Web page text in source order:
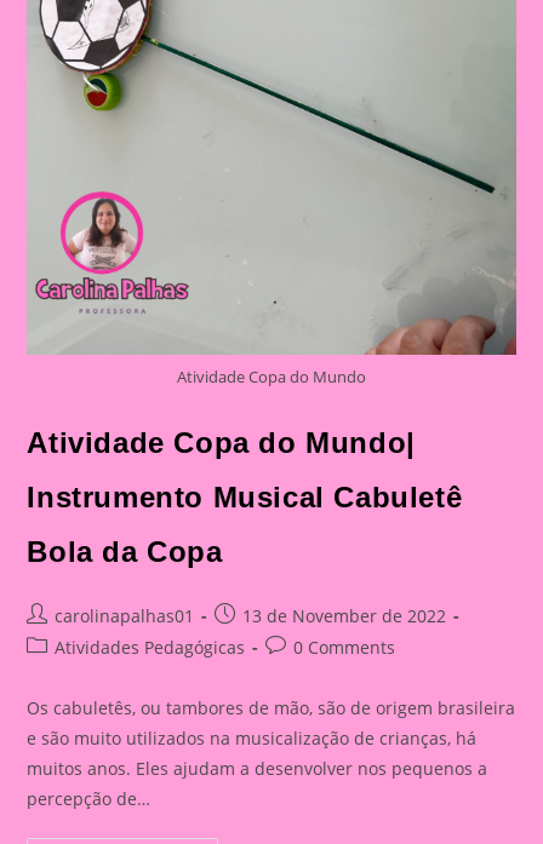
Atividade Copa do Mundo
Atividade Copa do Mundo|
Instrumento Musical Cabuletê
Bola da Copa
Post
author:
carolinapalhas01
Post
published:
13 de November de 2022
PostAtividades Pedagógicas
Post0 Comments
Os cabuletês, ou tambores de mão, são de origem brasileira
e são muito utilizados na musicalização de crianças, há
muitos anos. Eles ajudam a desenvolver nos pequenos a
percepção de…